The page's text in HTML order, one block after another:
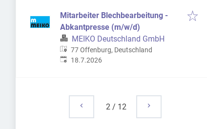
Mitarbeiter Blechbearbeitung -
Abkantpresse (m/w/d)
MEIKO Deutschland GmbH
77 Offenburg, Deutschland
Veröffentlicht:
18.7.2026
2 / 12